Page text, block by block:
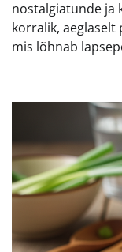
nostalgiatunde ja
korralik, aeglaselt
mis lõhnab